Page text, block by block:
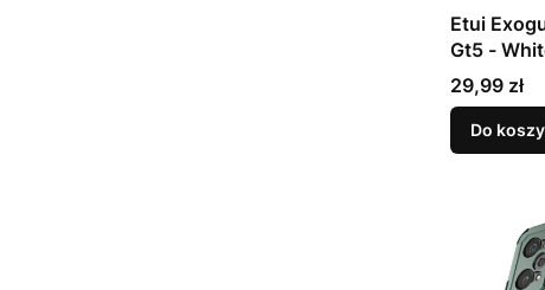
Etui
Gt5 -
Cena
29,99 zł
Do